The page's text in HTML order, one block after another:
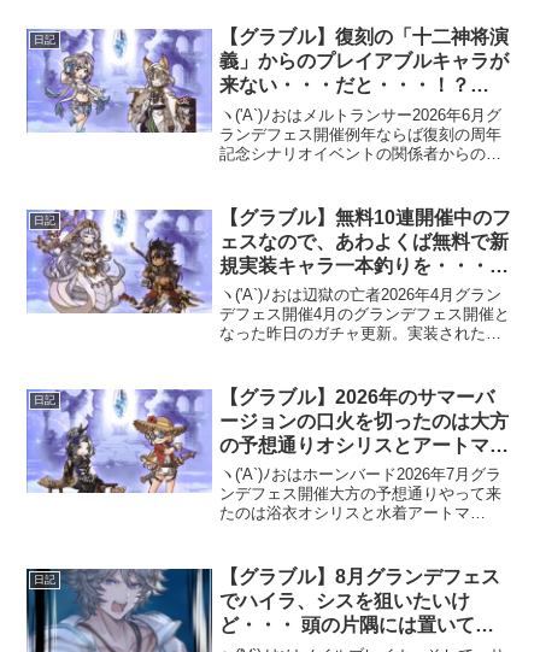
日記
【グラブル】復刻の「十二神将演
義」からのプレイアブルキャラが
来ない・・・だと・・・！？
2026年6月グランデフェス開催
ヽ('A`)ﾉおはメルトランサー2026年6月グ
ランデフェス開催例年ならば復刻の周年
記念シナリオイベントの関係者からのプ
復刻でしたが・・・当てが外れた(;ﾟДﾟ)ノ
ト...
日記
【グラブル】無料10連開催中のフ
ェスなので、あわよくば無料で新
規実装キャラ一本釣りを・・・
2026年4月グランデフェス開催
ヽ('A`)ﾉおは辺獄の亡者2026年4月グラン
デフェス開催4月のグランデフェス開催と
なった昨日のガチャ更新。実装されたキ
としても・・・もう一方のキャラ
は・・・誰？(;...
日記
【グラブル】2026年のサマーバ
ージョンの口火を切ったのは大方
の予想通りオシリスとアートマン
2026年7月グランデフェス開催
ヽ('A`)ﾉおはホーンバード2026年7月グラ
ンデフェス開催大方の予想通りやって来
たのは浴衣オシリスと水着アートマ
シエテみを感じるのは自分だけでしょう
か(...
日記
【グラブル】8月グランデフェス
でハイラ、シスを狙いたいけ
ど・・・ 頭の片隅には置いてお